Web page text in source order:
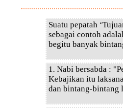
Suatu pepatah
sebagai contoh
begitu banyak
1. Nabi bersabda :
Kebajikan itu
dan bintang-